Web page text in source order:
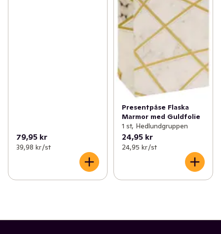
79,95 kr
39,98 kr /st
Presentpåse Flaska
Marmor med Guldfolie
1 st, Hedlundgruppen
24,95 kr
24,95 kr /st